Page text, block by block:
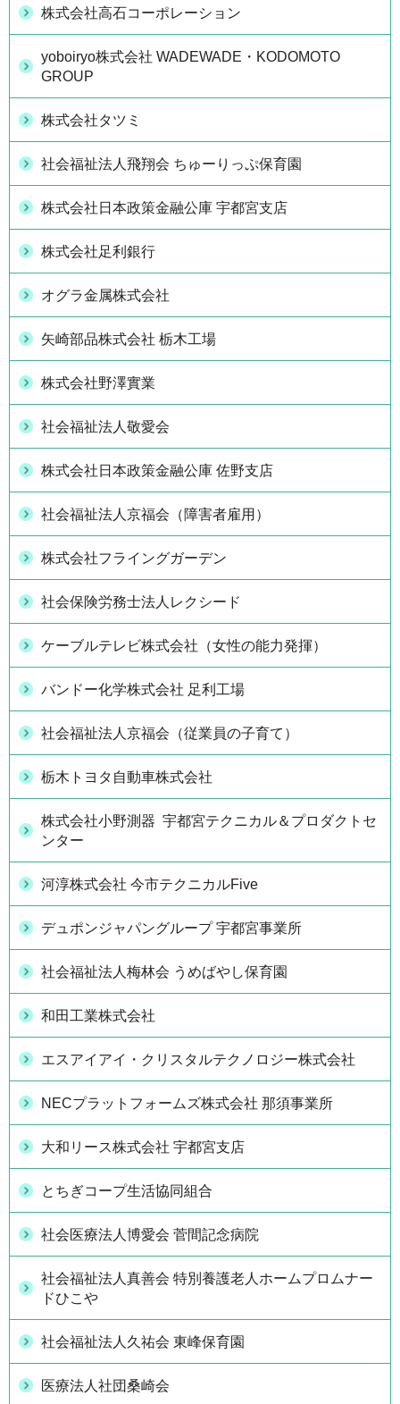
株式会社高石コーポレーション
yoboiryo株式会社 WADEWADE・KODOMOTO
GROUP
株式会社タツミ
社会福祉法人飛翔会 ちゅーりっぷ保育園
株式会社日本政策金融公庫 宇都宮支店
株式会社足利銀行
オグラ金属株式会社
矢崎部品株式会社 栃木工場
株式会社野澤實業
社会福祉法人敬愛会
株式会社日本政策金融公庫 佐野支店
社会福祉法人京福会（障害者雇用）
株式会社フライングガーデン
社会保険労務士法人レクシード
ケーブルテレビ株式会社（女性の能力発揮）
バンドー化学株式会社 足利工場
社会福祉法人京福会（従業員の子育て）
栃木トヨタ自動車株式会社
株式会社小野測器 宇都宮テクニカル＆プロダクトセ
ンター
河淳株式会社 今市テクニカルFive
デュポンジャパングループ 宇都宮事業所
社会福祉法人梅林会 うめばやし保育園
和田工業株式会社
エスアイアイ・クリスタルテクノロジー株式会社
NECプラットフォームズ株式会社 那須事業所
大和リース株式会社 宇都宮支店
とちぎコープ生活協同組合
社会医療法人博愛会 菅間記念病院
社会福祉法人真善会 特別養護老人ホームプロムナー
ドひこや
社会福祉法人久祐会 東峰保育園
医療法人社団桑崎会